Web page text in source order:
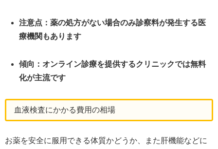
注意点：薬の処方がない場合のみ診察料が発生する医
療機関もあります
傾向：オンライン診療を提供するクリニックでは無料
化が主流です
血液検査にかかる費用の相場
お薬を安全に服用できる体質かどうか、また肝機能などに